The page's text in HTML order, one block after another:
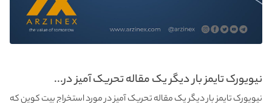
نیویورک تایمز بار دیگر یک مقاله تحریک آمیز در...
نیویورک تایمز بار دیگر یک مقاله تحریک آمیز در مورد استخراج بیت کوین که